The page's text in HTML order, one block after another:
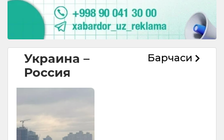
Украина –
Россия
Барчаси